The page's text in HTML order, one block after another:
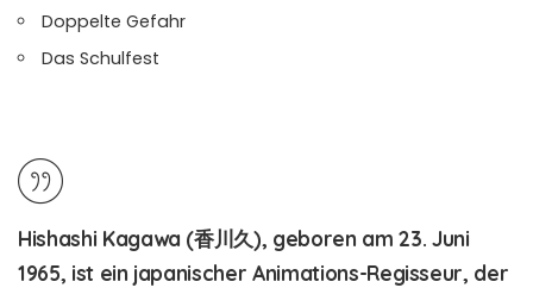
Doppelte Gefahr
Das Schulfest
Hishashi Kagawa (香川久), geboren am 23. Juni
1965, ist ein japanischer Animations-Regisseur, der